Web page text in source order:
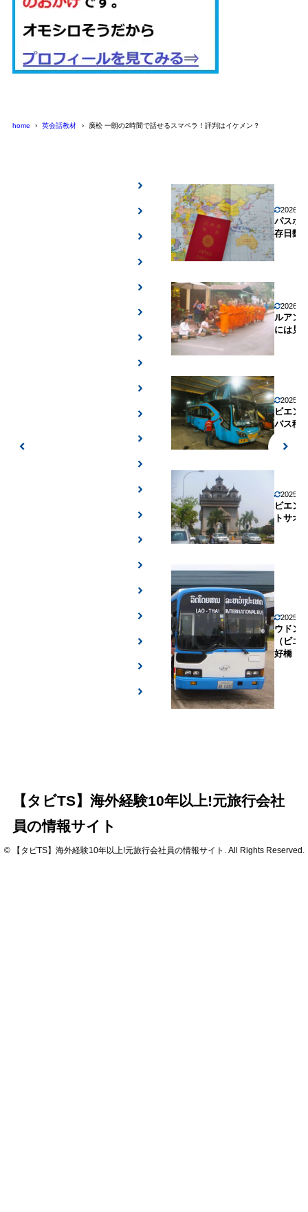
home 英会話教材 廣松 一朗の2時間で話せるスマペラ！評判はイケメン？
2026年
パスポ
存日数
2026年
ルアン
には見
2025年
ビエン
バス移
2025年
ビエン
トサオ
2025年
ウドン
（ビ
好橋
【タビTS】海外経験10年以上!元旅行会社
員の情報サイト
© 【タビTS】海外経験10年以上!元旅行会社員の情報サイト. All Rights Reserved.